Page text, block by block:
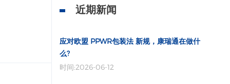
近期新闻
应对欧盟 PPWR包装法 新规，康瑞通在做什
么?
时间:2026-06-12